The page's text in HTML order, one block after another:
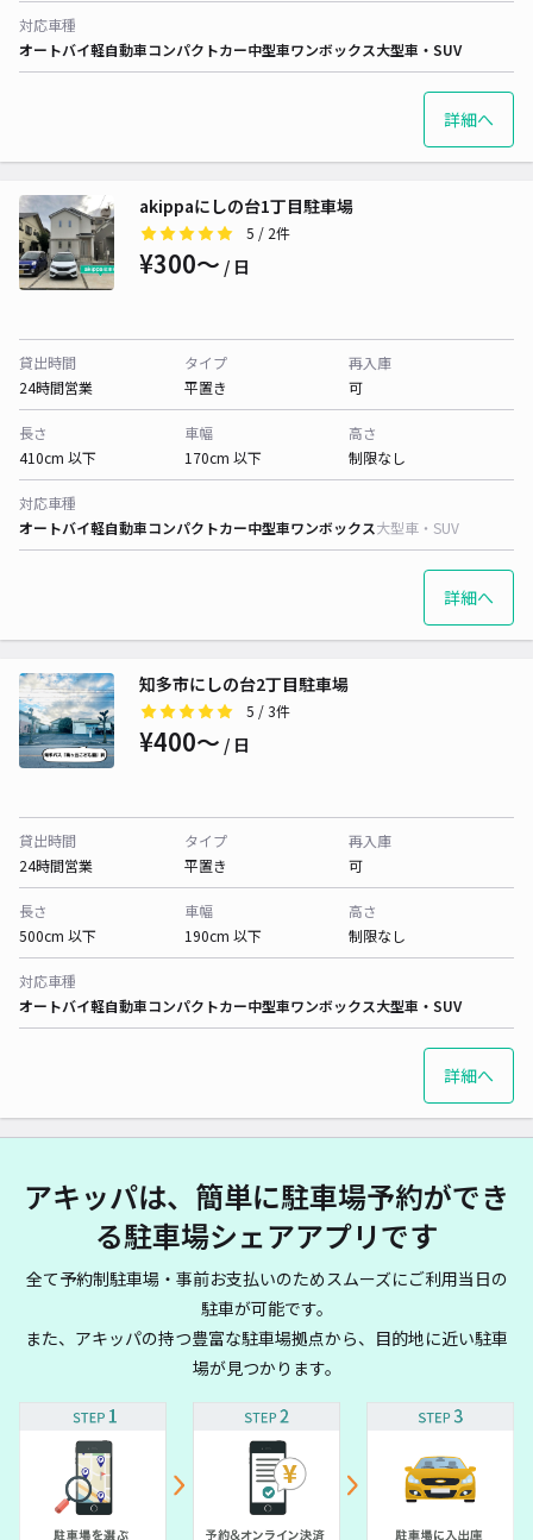
対応車種
オートバイ軽自動車コンパクトカー中型車ワンボックス大型車・SUV
詳細へ
akippaにしの台1丁目駐車場
5 / 2件
¥300〜 / 日
貸出時間
24時間営業
タイプ
平置き
再入庫
可
長さ
410cm 以下
車幅
170cm 以下
高さ
制限なし
対応車種
オートバイ軽自動車コンパクトカー中型車ワンボックス大型車・SUV
詳細へ
知多市にしの台2丁目駐車場
5 / 3件
¥400〜 / 日
貸出時間
24時間営業
タイプ
平置き
再入庫
可
長さ
500cm 以下
車幅
190cm 以下
高さ
制限なし
対応車種
オートバイ軽自動車コンパクトカー中型車ワンボックス大型車・SUV
詳細へ
アキッパは、簡単に駐車場予約ができ
る駐車場シェアアプリです
全て予約制駐車場・事前お支払いのためスムーズにご利用当日の
駐車が可能です。
また、アキッパの持つ豊富な駐車場拠点から、目的地に近い駐車
場が見つかります。